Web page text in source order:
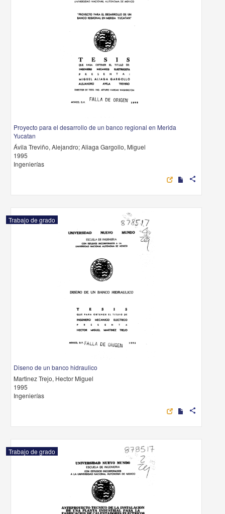
Proyecto para el desarrollo de un banco regional en Merida
Yucatan
Ávila Treviño, Alejandro; Aliaga Gargollo, Miguel
1995
Ingenierías
share
Trabajo de grado
Diseno de un banco hidraulico
Martinez Trejo, Hector Miguel
1995
Ingenierías
share
Trabajo de grado